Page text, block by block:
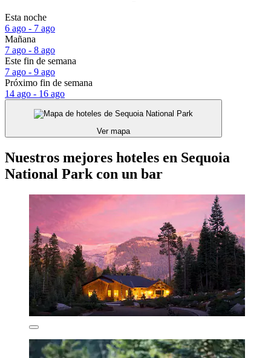
Esta noche
6 ago - 7 ago
Mañana
7 ago - 8 ago
Este fin de semana
7 ago - 9 ago
Próximo fin de semana
14 ago - 16 ago
Ver mapa
Nuestros mejores hoteles en Sequoia
National Park con un bar